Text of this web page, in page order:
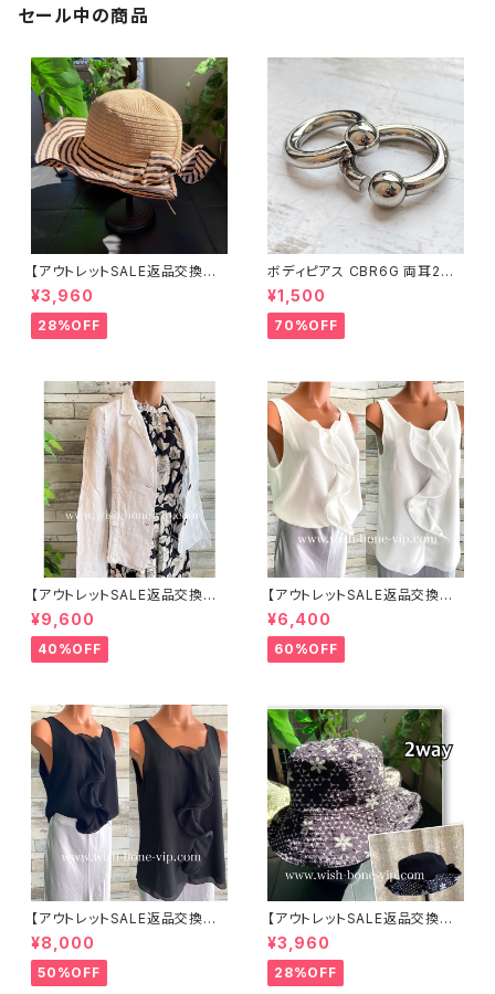
セール中の商品
【アウトレットSALE返品交換不
可8/20まで】つば広サマーハッ
ト・通気性・軽量 ワイヤー入りハ
ット ボーダー＆BIGリボン・女優
帽 UV/紫外線対策 レディースハ
¥3,960
28%OFF
ボディピアス CBR6G 両耳2個
セット 1ボール ネジ式 簡単脱着
サージカルステンレス NY直輸
入
¥1,500
70%OFF
【アウトレットSALE返品交換不
可8/20まで】イタリア製サマー
ジャケット｜Made in ITALY｜
リネン麻 飾りエリ ジャケット/ホ
ワイト
¥9,600
40%OFF
【アウトレットSALE返品交換不
可8/20まで】イタリア製 CASA
DEILUCA ITALY｜前フリル＆B
IGフリルトップス /ホワイト
¥6,400
60%OFF
【アウトレットSALE返品交換不
可8/20まで】イタリア製 CASA
DEILUCA ITALY｜前フリル＆B
IGフリルトップス /ブラック
¥8,000
50%OFF
【アウトレットSALE返品交換不
可8/20まで】ワッフル立体フラワ
ー＆無地 2way リバーシブルハ
ット・ワイヤー入り変形ハット・フ
ラワー帽子【ブラック】
¥3,960
28%OFF